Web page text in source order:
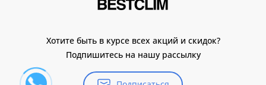
Хотите быть в курсе всех акций и скидок?
Подпишитесь на нашу рассылку